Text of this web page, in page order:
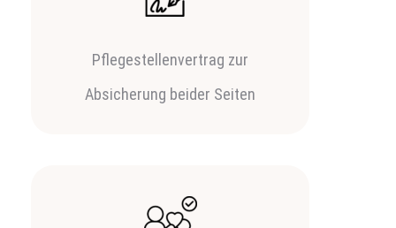
Pflegestellenvertrag zur
Absicherung beider Seiten